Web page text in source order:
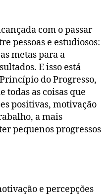
com o passar
pessoas e estudiosos:
metas para a
E isso está
do Progresso,
todas as coisas que
positivas, motivação
a mais
pequenos progressos
e percepções